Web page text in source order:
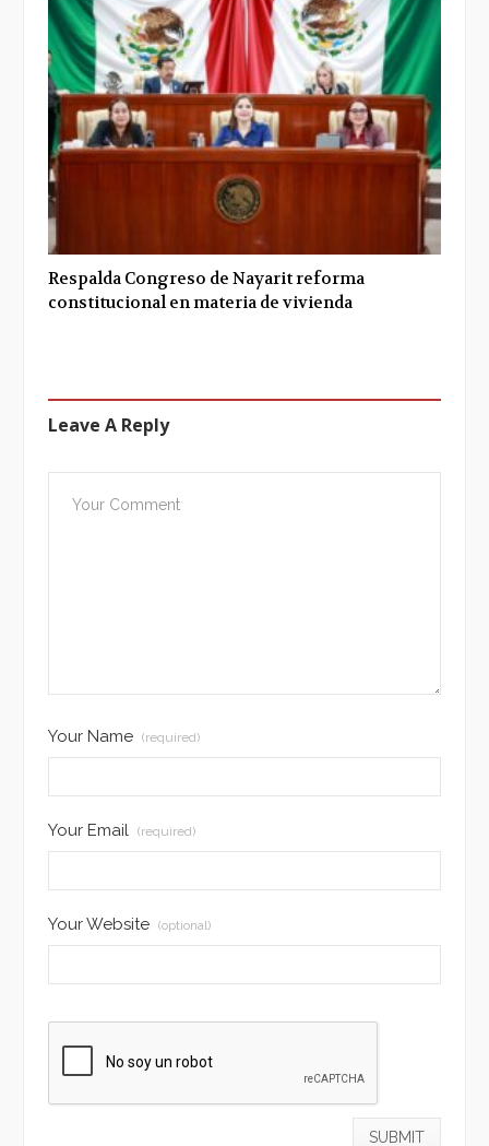
Respalda Congreso de Nayarit reforma
constitucional en materia de vivienda
Leave A Reply
Your Name (required)
Your Email (required)
Your Website (optional)